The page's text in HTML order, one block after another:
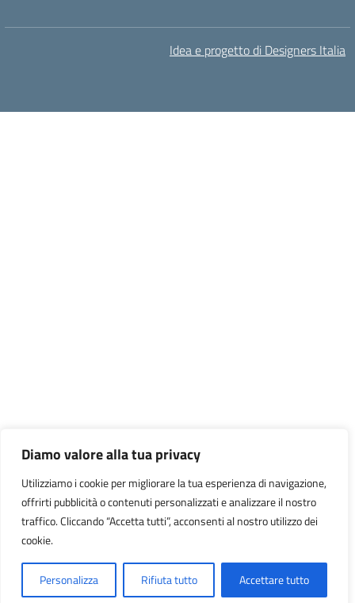
Diamo valore alla tua privacy
Utilizziamo i cookie per migliorare la tua esperienza di navigazione,
offrirti pubblicità o contenuti personalizzati e analizzare il nostro
traffico. Cliccando “Accetta tutti”, acconsenti al nostro utilizzo dei
cookie.
Personalizza Rifiuta tutto Accettare tutto
Idea e progetto di Designers Italia